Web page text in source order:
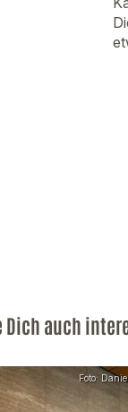
Dich auch
Foto: